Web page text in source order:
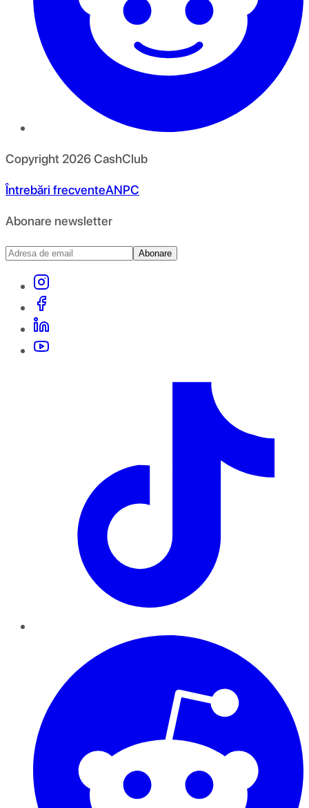
Copyright 2026CashClub
Întrebări frecventeANPC
Abonare newsletter
Abonare